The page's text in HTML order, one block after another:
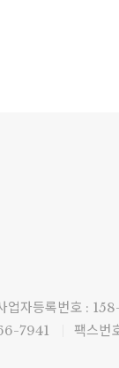
업자등록번호 :
7941
팩스번